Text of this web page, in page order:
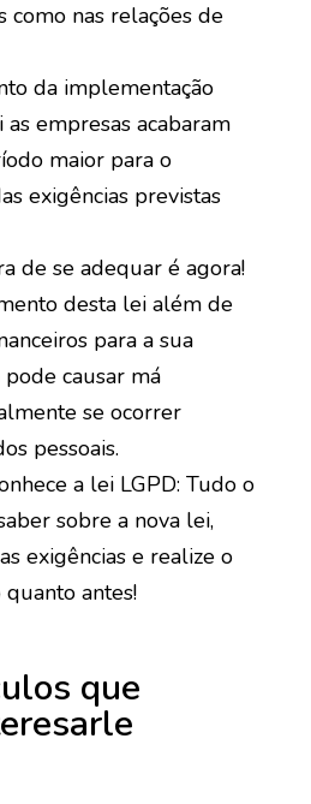
como nas relações de
da implementação
empresas acabaram
maior para o
exigências previstas
de se adequar é agora!
desta lei além de
para a sua
causar má
se ocorrer
pessoais.
a lei LGPD: Tudo o
sobre a nova lei,
exigências e realize o
antes!
que